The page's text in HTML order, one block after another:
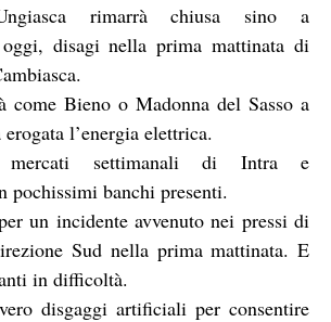
rimarrà chiusa sino a
disagi nella prima mattinata di
come Bieno o Madonna del Sasso a
l’energia elettrica.
mercati settimanali di Intra e
pochissimi banchi presenti.
un incidente avvenuto nei pressi di
Sud nella prima mattinata. E
in difficoltà.
disgaggi artificiali per consentire